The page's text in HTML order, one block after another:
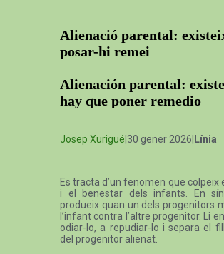
Alienació parental:
posar-hi remei
Alienación parental:
hay que poner remedio
Josep Xurigué |30 gener 2026| Línia
Es tracta d’un fenomen que colpeix
i el benestar dels infants. En
produeix quan un dels progenitors
l’infant contra l’altre progenitor. Li
odiar-lo, a repudiar-lo i separa el
del progenitor alienat.